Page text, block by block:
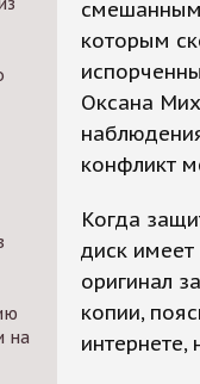
на
смешанным
которым
Оксана
конфликт
Когда
диск
оригинал
копии,
интернете,